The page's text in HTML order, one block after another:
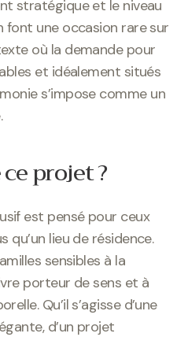
stratégique et le niveau
font une occasion rare sur
où la demande pour
et idéalement situés
s’impose comme un
projet ?
est pensé pour ceux
qu’un lieu de résidence.
sensibles à la
porteur de sens et à
Qu’il s’agisse d’une
d’un projet